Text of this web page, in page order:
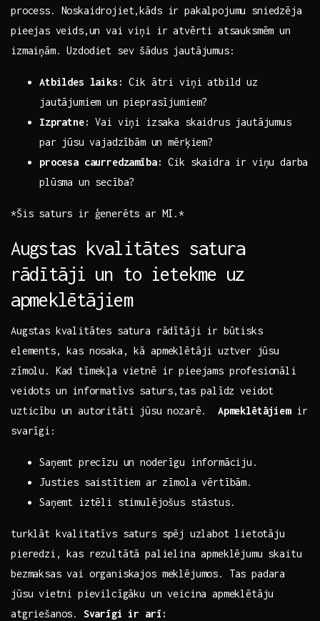
‍process. Noskaidrojiet,kāds ir pakalpojumu sniedzēja
pieejas⁤ veids,un​ vai viņi ir atvērti atsauksmēm un
izmaiņām. Uzdodiet sev šādus jautājumus:
Atbildes laiks: Cik ātri viņi atbild uz
jautājumiem un pieprasījumiem?
Izpratne: Vai viņi izsaka skaidrus ​jautājumus
par ⁣jūsu vajadzībām un mērķiem?
procesa caurredzamība: Cik skaidra ir viņu darba
plūsma un‍ secība?
*Šis saturs ir ģenerēts ar MI.*
Augstas‍ kvalitātes satura
rādītāji ⁤un to ietekme uz
apmeklētājiem
Augstas kvalitātes⁣ satura‍ rādītāji ir būtisks
elements, ​kas nosaka, kā apmeklētāji⁤ uztver⁣ jūsu
zīmolu. Kad tīmekļa vietnē ir pieejams profesionāli‍
veidots​ un ⁣informatīvs ⁤saturs,tas palīdz veidot‌
uzticību un autoritāti⁢ jūsu nozarē. ‍ Apmeklētājiemir
svarīgi:
Saņemt precīzu un noderīgu informāciju.
Justies ​saistītiem ar zīmola vērtībām.
Saņemt iztēli stimulējošus stāstus.
turklāt kvalitatīvs saturs spēj⁣ uzlabot⁢ lietotāju‌
pieredzi, kas rezultātā⁣ palielina ​apmeklējumu skaitu⁤
bezmaksas vai organiskajos‍ meklējumos. Tas‌ padara⁣
jūsu⁢ vietni pievilcīgāku un veicina apmeklētāju
atgriešanos.⁢ Svarīgi⁣ ir ‍arī: